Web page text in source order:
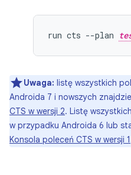
run cts --plan
Uwaga: listę wszystkich
Androida 7 i nowszych
CTS w wersji 2. Listę
w przypadku Androida 6 lub
Konsola poleceń CTS w wersji 1